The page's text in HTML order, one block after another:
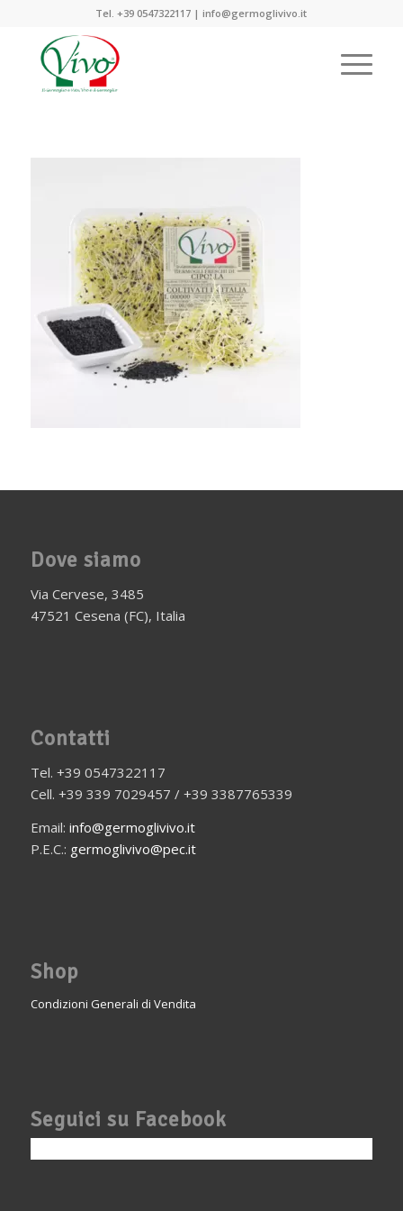
Tel. +39 0547322117 | info@germoglivivo.it
Dove siamo
Via Cervese, 3485
47521 Cesena (FC), Italia
Contatti
Tel. +39 0547322117
Cell. +39 339 7029457 / +39 3387765339
Email: info@germoglivivo.it
P.E.C.: germoglivivo@pec.it
Shop
Condizioni Generali di Vendita
Seguici su Facebook